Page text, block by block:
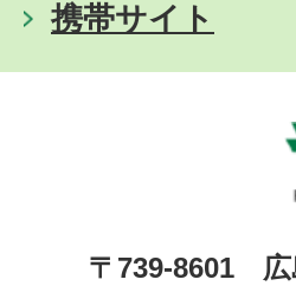
携帯サイト
〒739-8601